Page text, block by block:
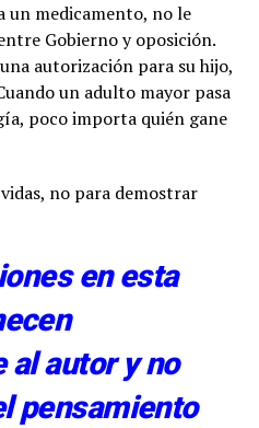
un medicamento, no le
Gobierno y oposición.
autorización para su hijo,
un adulto mayor pasa
poco importa quién gane
no para demostrar
en esta
al autor y no
pensamiento